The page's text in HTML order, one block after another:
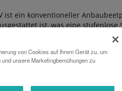
ist ein konventioneller
ist, was eine
können ein oder
Damit der Pflug bei Bedarf mit
Pflugkörper bei allen Modellen,
gehört die
empfiehlt sich zwecks
(Sonderausstattung).
von Cookies auf Ihrem Gerät zu, um
unsere Marketingbemühungen zu